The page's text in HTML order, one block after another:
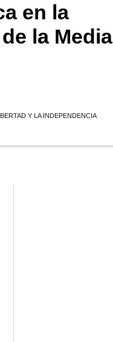
en la
la Media
Y LA INDEPENDENCIA